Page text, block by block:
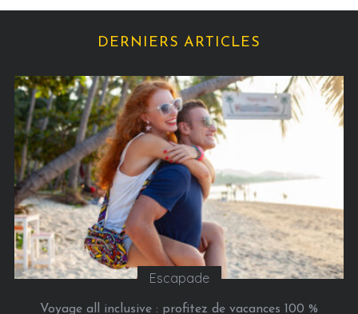
é
r
i
e
s
DERNIERS ARTICLES
Escapade
Voyage all inclusive : profitez de vacances 100 %